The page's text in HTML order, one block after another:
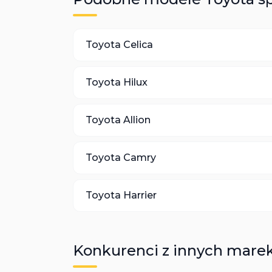
Toyota Celica
Toyota Hilux
Toyota Allion
Toyota Camry
Toyota Harrier
Konkurenci z innych